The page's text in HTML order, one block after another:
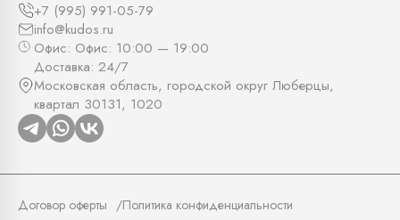
+7 (995) 991-05-79
info@kudos.ru
Офис: Офис: 10:00 — 19:00
Доставка: 24/7
Московская область, городской округ Люберцы,
квартал 30131, 1020
Договор оферты Политика конфиденциальности